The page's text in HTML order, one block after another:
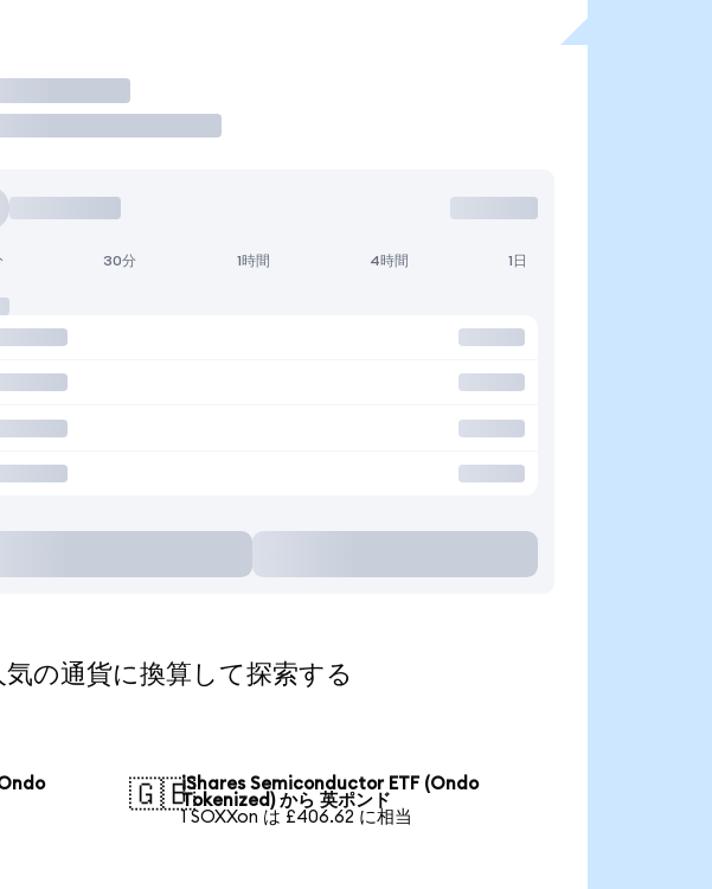
30分 1時間 4時間 1日
通貨に換算して探索する
🇬🇧iShares Semiconductor ETF (Ondo
Tokenized) から 英ポンド
1 SOXXon は £406.62 に相当